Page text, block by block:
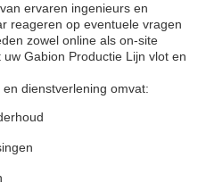
ervaren ingenieurs en
reageren op eventuele vragen
zowel online als on-site
Gabion Productie Lijn vlot en
dienstverlening omvat: